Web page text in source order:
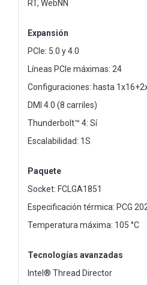
RT, WebNN
Expansión
PCIe: 5.0 y 4.0
Líneas PCIe máximas: 24
Configuraciones: hasta
DMI 4.0 (8 carriles)
Thunderbolt™ 4: Sí
Escalabilidad: 1S
Paquete
Socket: FCLGA1851
Especificación térmica: PCG
Temperatura máxima: 105 °C
Tecnologías avanzadas
Intel® Thread Director